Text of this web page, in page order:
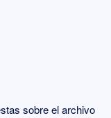
sobre el archivo